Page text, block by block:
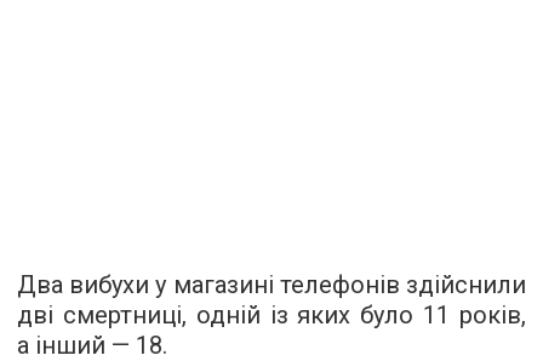
Два вибухи у магазині телефонів здійснили
дві смертниці, одній із яких було 11 років,
а інший — 18.